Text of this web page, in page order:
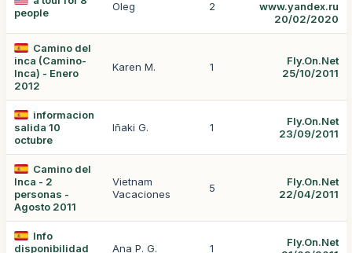
people
Oleg 2
www.yandex.ru
20/02/2020
Camino del
inca (Camino-
Inca) - Enero
2012
Karen M. 1
Fly.On.Net
25/10/2011
informacion
salida 10
octubre
Iñaki G. 1
Fly.On.Net
23/09/2011
Camino del
Inca - 2
personas -
Agosto 2011
Vietnam
Vacaciones
5
Fly.On.Net
22/04/2011
Info
disponibilidad
Ana P. G. 1
Fly.On.Net